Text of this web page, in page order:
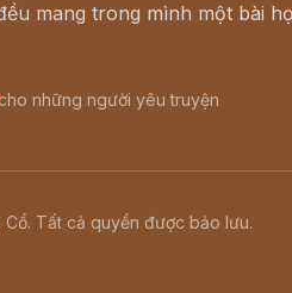
mang trong mình một bài
cho những người yêu truyện
Tất cả quyền được bảo lưu.